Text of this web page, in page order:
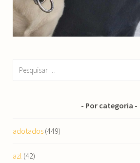
Por categoria
adotados (449)
azl (42)